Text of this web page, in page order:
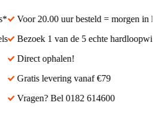
Voor 20.00 uur besteld = morgen in
Bezoek 1 van de 5 echte
Direct ophalen!
Gratis levering vanaf €79
Vragen? Bel 0182 614600